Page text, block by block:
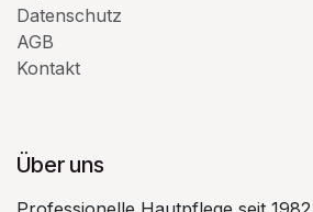
Datenschutz
AGB
Kontakt
Über uns